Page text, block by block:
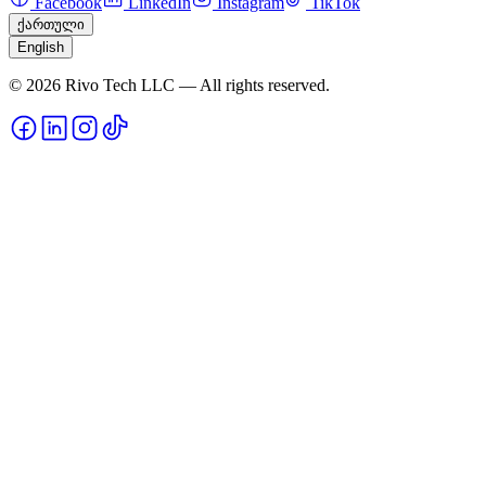
ქართული
English
© 2026 Rivo Tech LLC — All rights reserved.